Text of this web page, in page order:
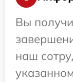
Вы
наш